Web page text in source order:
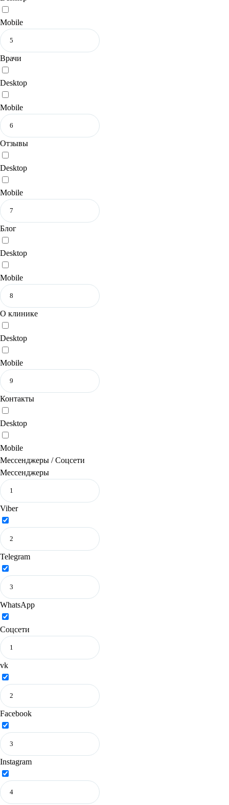
Mobile
Врачи
Desktop
Mobile
Отзывы
Desktop
Mobile
Блог
Desktop
Mobile
О клинике
Desktop
Mobile
Контакты
Desktop
Mobile
Мессенджеры / Соцсети
Мессенджеры
Viber
Telegram
WhatsApp
Соцсети
vk
Facebook
Instagram